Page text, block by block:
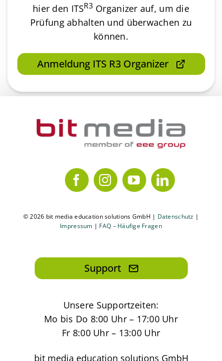
hier den ITSR3 Organizer auf, um die
Prüfung abhalten und überwachen zu
können.
Anmeldung ITS R3 Organizer
© 2026 bit media education solutions GmbH | Datenschutz |
Impressum | FAQ – Häufige Fragen
Support
Unsere Supportzeiten:
Mo bis Do 8:00 Uhr – 17:00 Uhr
Fr 8:00 Uhr – 13:00 Uhr
bit media education solutions GmbH